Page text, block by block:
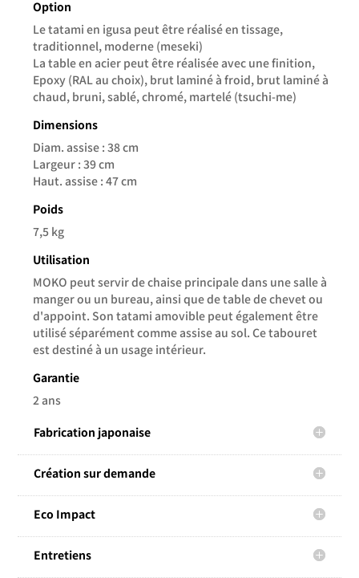
Option
Le tatami en igusa peut être réalisé en tissage,
traditionnel, moderne (meseki)
La table en acier peut être réalisée avec une finition,
Epoxy (RAL au choix), brut laminé à froid, brut laminé à
chaud, bruni, sablé, chromé, martelé (tsuchi-me)
Dimensions
Diam. assise : 38 cm
Largeur : 39 cm
Haut. assise : 47 cm
Poids
7,5 kg
Utilisation
MOKO peut servir de chaise principale dans une salle à
manger ou un bureau, ainsi que de table de chevet ou
d'appoint. Son tatami amovible peut également être
utilisé séparément comme assise au sol. Ce tabouret
est destiné à un usage intérieur.
Garantie
2 ans
Fabrication japonaise
Création sur demande
Eco Impact
Entretiens